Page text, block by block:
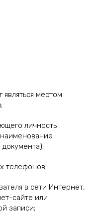
местом
личность
телефонов;
в сети Интернет,
сайте или
записи;